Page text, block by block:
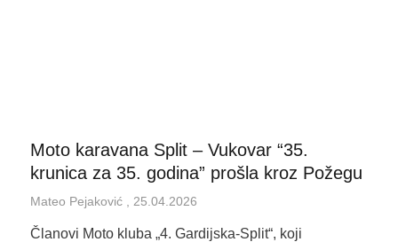
Moto karavana Split – Vukovar “35.
krunica za 35. godina” prošla kroz Požegu
Mateo Pejaković 25.04.2026
Članovi Moto kluba „4. Gardijska-Split“, koji